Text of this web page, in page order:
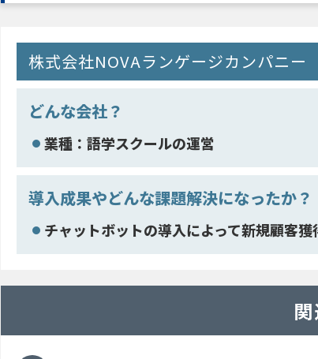
株式会社NOVAランゲージカンパニー
どんな会社？
業種：語学スクールの運営
導入成果やどんな課題解決になったか？
チャットボットの導入によって新規顧客